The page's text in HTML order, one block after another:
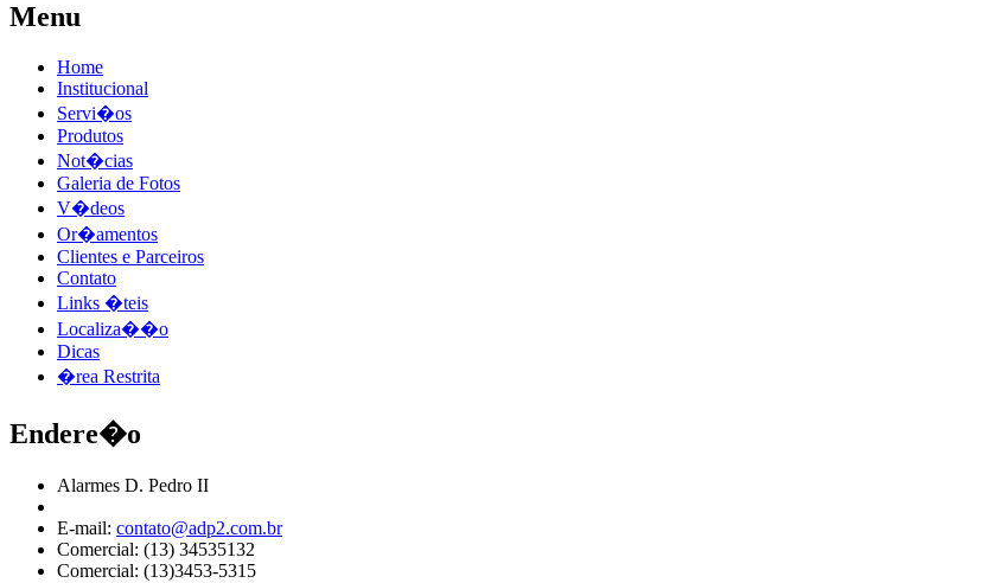
Menu
Home
Institucional
Servi�os
Produtos
Not�cias
Galeria de Fotos
V�deos
Or�amentos
Clientes e Parceiros
Contato
Links �teis
Localiza��o
Dicas
�rea Restrita
Endere�o
Alarmes D. Pedro II
E-mail: contato@adp2.com.br
Comercial: (13) 34535132
Comercial: (13)3453-5315